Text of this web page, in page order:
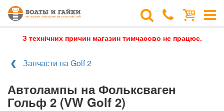
З технічних причин магазин тимчасово не працює.
Запчасти на Golf 2
Автолампы на Фольксваген
Гольф 2 (VW Golf 2)